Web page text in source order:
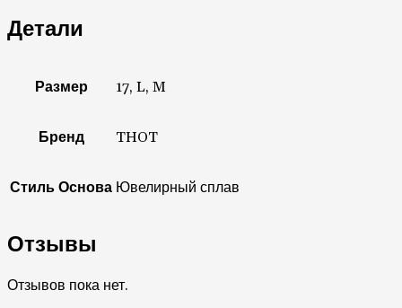
Детали
Размер 17, L, M
Бренд THOT
Стиль Основа Ювелирный сплав
Отзывы
Отзывов пока нет.